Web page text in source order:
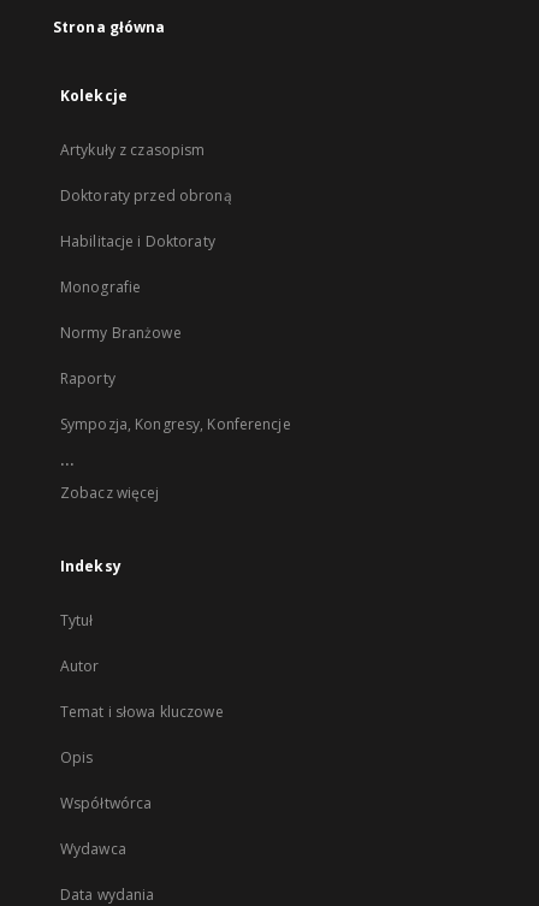
Strona główna
Kolekcje
Artykuły z czasopism
Doktoraty przed obroną
Habilitacje i Doktoraty
Monografie
Normy Branżowe
Raporty
Sympozja, Kongresy, Konferencje
...
Zobacz więcej
Indeksy
Tytuł
Autor
Temat i słowa kluczowe
Opis
Współtwórca
Wydawca
Data wydania